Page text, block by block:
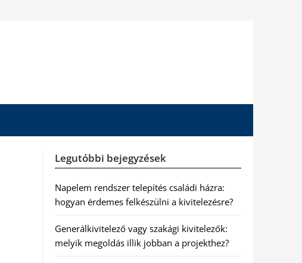
Legutóbbi bejegyzések
Napelem rendszer telepítés családi házra:
hogyan érdemes felkészülni a kivitelezésre?
Generálkivitelező vagy szakági kivitelezők:
melyik megoldás illik jobban a projekthez?